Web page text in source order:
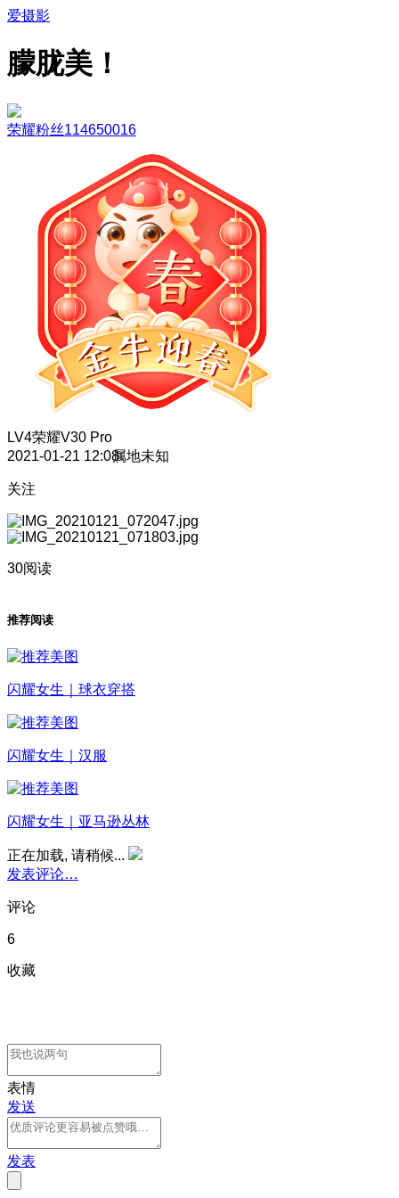
爱摄影
朦胧美！
荣耀粉丝114650016
LV4荣耀V30 Pro
2021-01-21 12:08属地未知
关注
30阅读
推荐阅读
闪耀女生｜球衣穿搭
闪耀女生｜汉服
闪耀女生｜亚马逊丛林
正在加载, 请稍候...
发表评论…
评论
6
收藏
表情
发送
发表